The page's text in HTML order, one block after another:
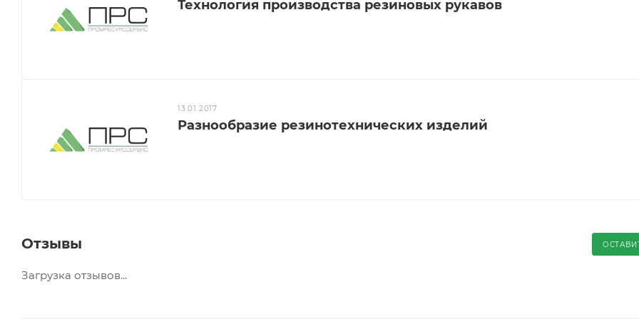
Технология производства резиновых рукавов
13.01.2017
Разнообразие резинотехнических изделий
Отзывы
Загрузка отзывов...